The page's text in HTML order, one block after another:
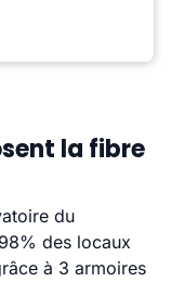
la fibre
du
des locaux
à 3 armoires